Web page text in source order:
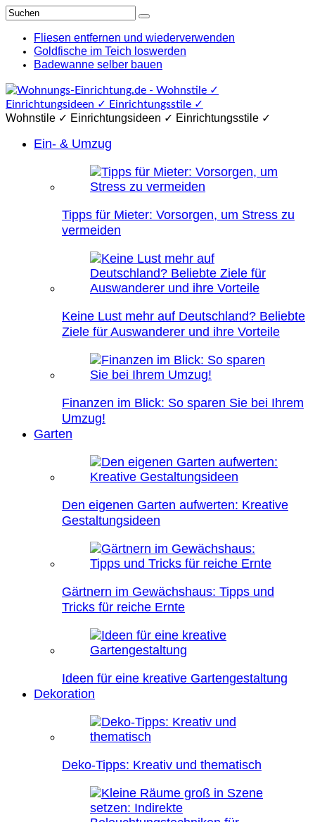
Fliesen entfernen und wiederverwenden
Goldfische im Teich loswerden
Badewanne selber bauen
Wohnstile ✓ Einrichtungsideen ✓ Einrichtungsstile ✓
Ein- & Umzug
Tipps für Mieter: Vorsorgen, um Stress zu
vermeiden
Keine Lust mehr auf Deutschland? Beliebte
Ziele für Auswanderer und ihre Vorteile
Finanzen im Blick: So sparen Sie bei Ihrem
Umzug!
Garten
Den eigenen Garten aufwerten: Kreative
Gestaltungsideen
Gärtnern im Gewächshaus: Tipps und
Tricks für reiche Ernte
Ideen für eine kreative Gartengestaltung
Dekoration
Deko-Tipps: Kreativ und thematisch